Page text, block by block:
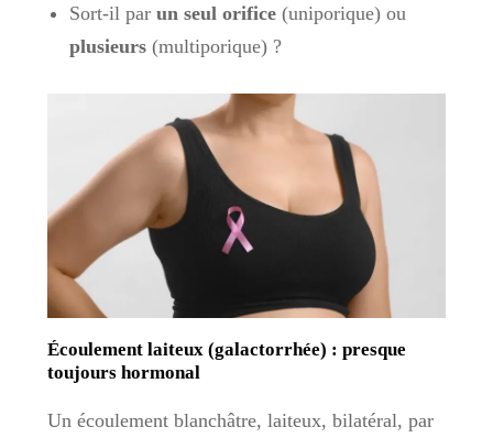
Sort-il par un seul orifice(uniporique) ou
plusieurs(multiporique) ?
Écoulement laiteux (galactorrhée) : presque
toujours hormonal
Un écoulement blanchâtre, laiteux, bilatéral, par